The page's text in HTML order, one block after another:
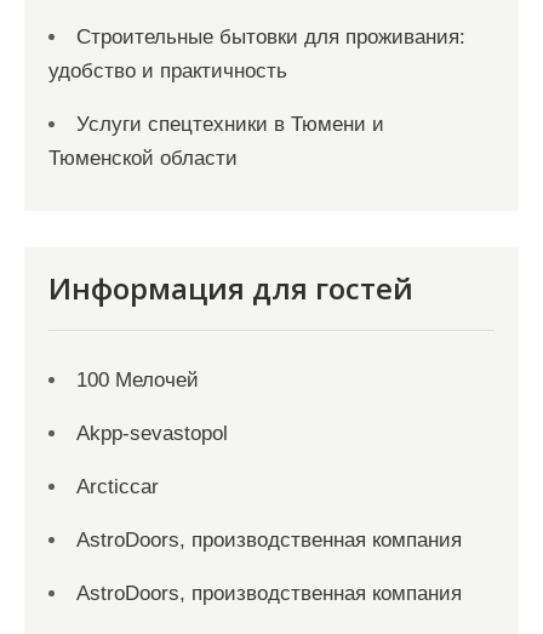
Строительные бытовки для проживания:
удобство и практичность
Услуги спецтехники в Тюмени и
Тюменской области
Информация для гостей
100 Мелочей
Akpp-sevastopol
Arcticcar
AstroDoors, производственная компания
AstroDoors, производственная компания